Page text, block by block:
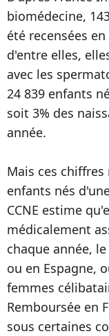
biomédecine,
été recensées
d'entre elles,
avec les
24 839 enfants
soit 3% des
année.
Mais ces
enfants nés
CCNE estime
médicalement
chaque année,
ou en Espagne,
femmes
Remboursée en
sous certaines